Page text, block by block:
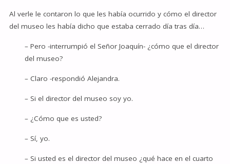
Al verle le contaron lo que les había ocurrido y cómo el director
del museo les había dicho que estaba cerrado día tras día…
– Pero -interrumpió el Señor Joaquín- ¿cómo que el director
del museo?
– Claro -respondió Alejandra.
– Si el director del museo soy yo.
– ¿Cómo que es usted?
– Sí, yo.
– Si usted es el director del museo ¿qué hace en el cuarto